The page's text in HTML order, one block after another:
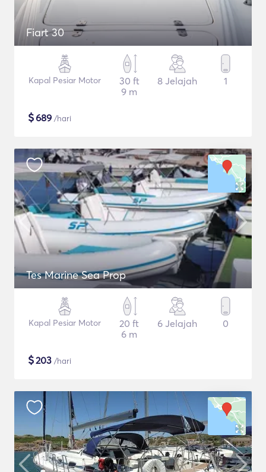
Fiart 30
Kapal Pesiar Motor
30 ft
9 m
8 Jelajah 1
$689 /hari
Tes Marine Sea Prop
Kapal Pesiar Motor
20 ft
6 m
6 Jelajah 0
$203 /hari